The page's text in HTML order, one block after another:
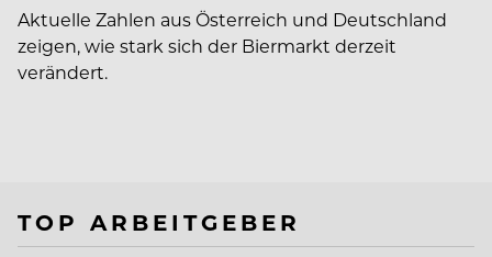
Aktuelle Zahlen aus Österreich und Deutschland
zeigen, wie stark sich der Biermarkt derzeit
verändert.
TOP ARBEITGEBER